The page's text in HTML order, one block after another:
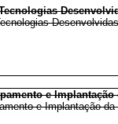
e Implantação
e Implantação